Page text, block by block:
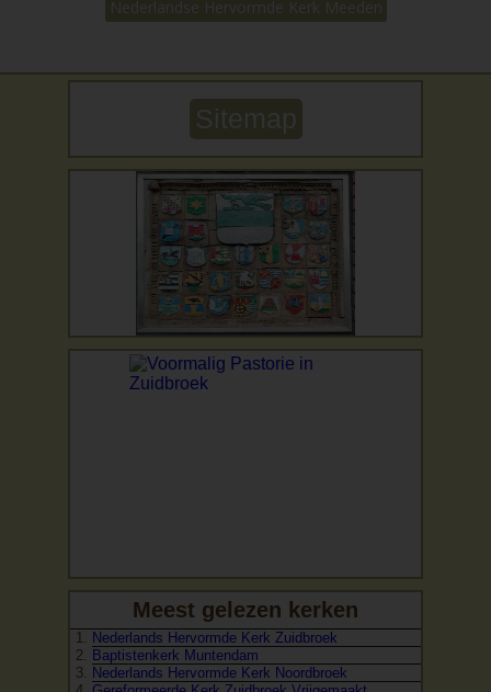
Nederlandse Hervormde Kerk Meeden
Sitemap
Meest gelezen kerken
Nederlands Hervormde Kerk Zuidbroek
Baptistenkerk Muntendam
Nederlands Hervormde Kerk Noordbroek